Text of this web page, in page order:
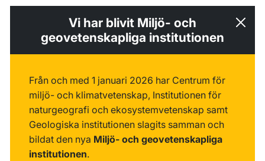
Vi har blivit Miljö- och
geovetenskapliga institutionen
Från och med 1 januari 2026 har Centrum för
miljö- och klimatvetenskap, Institutionen för
naturgeografi och ekosystemvetenskap samt
Geologiska institutionen slagits samman och
bildat den nya Miljö- och geovetenskapliga
institutionen.